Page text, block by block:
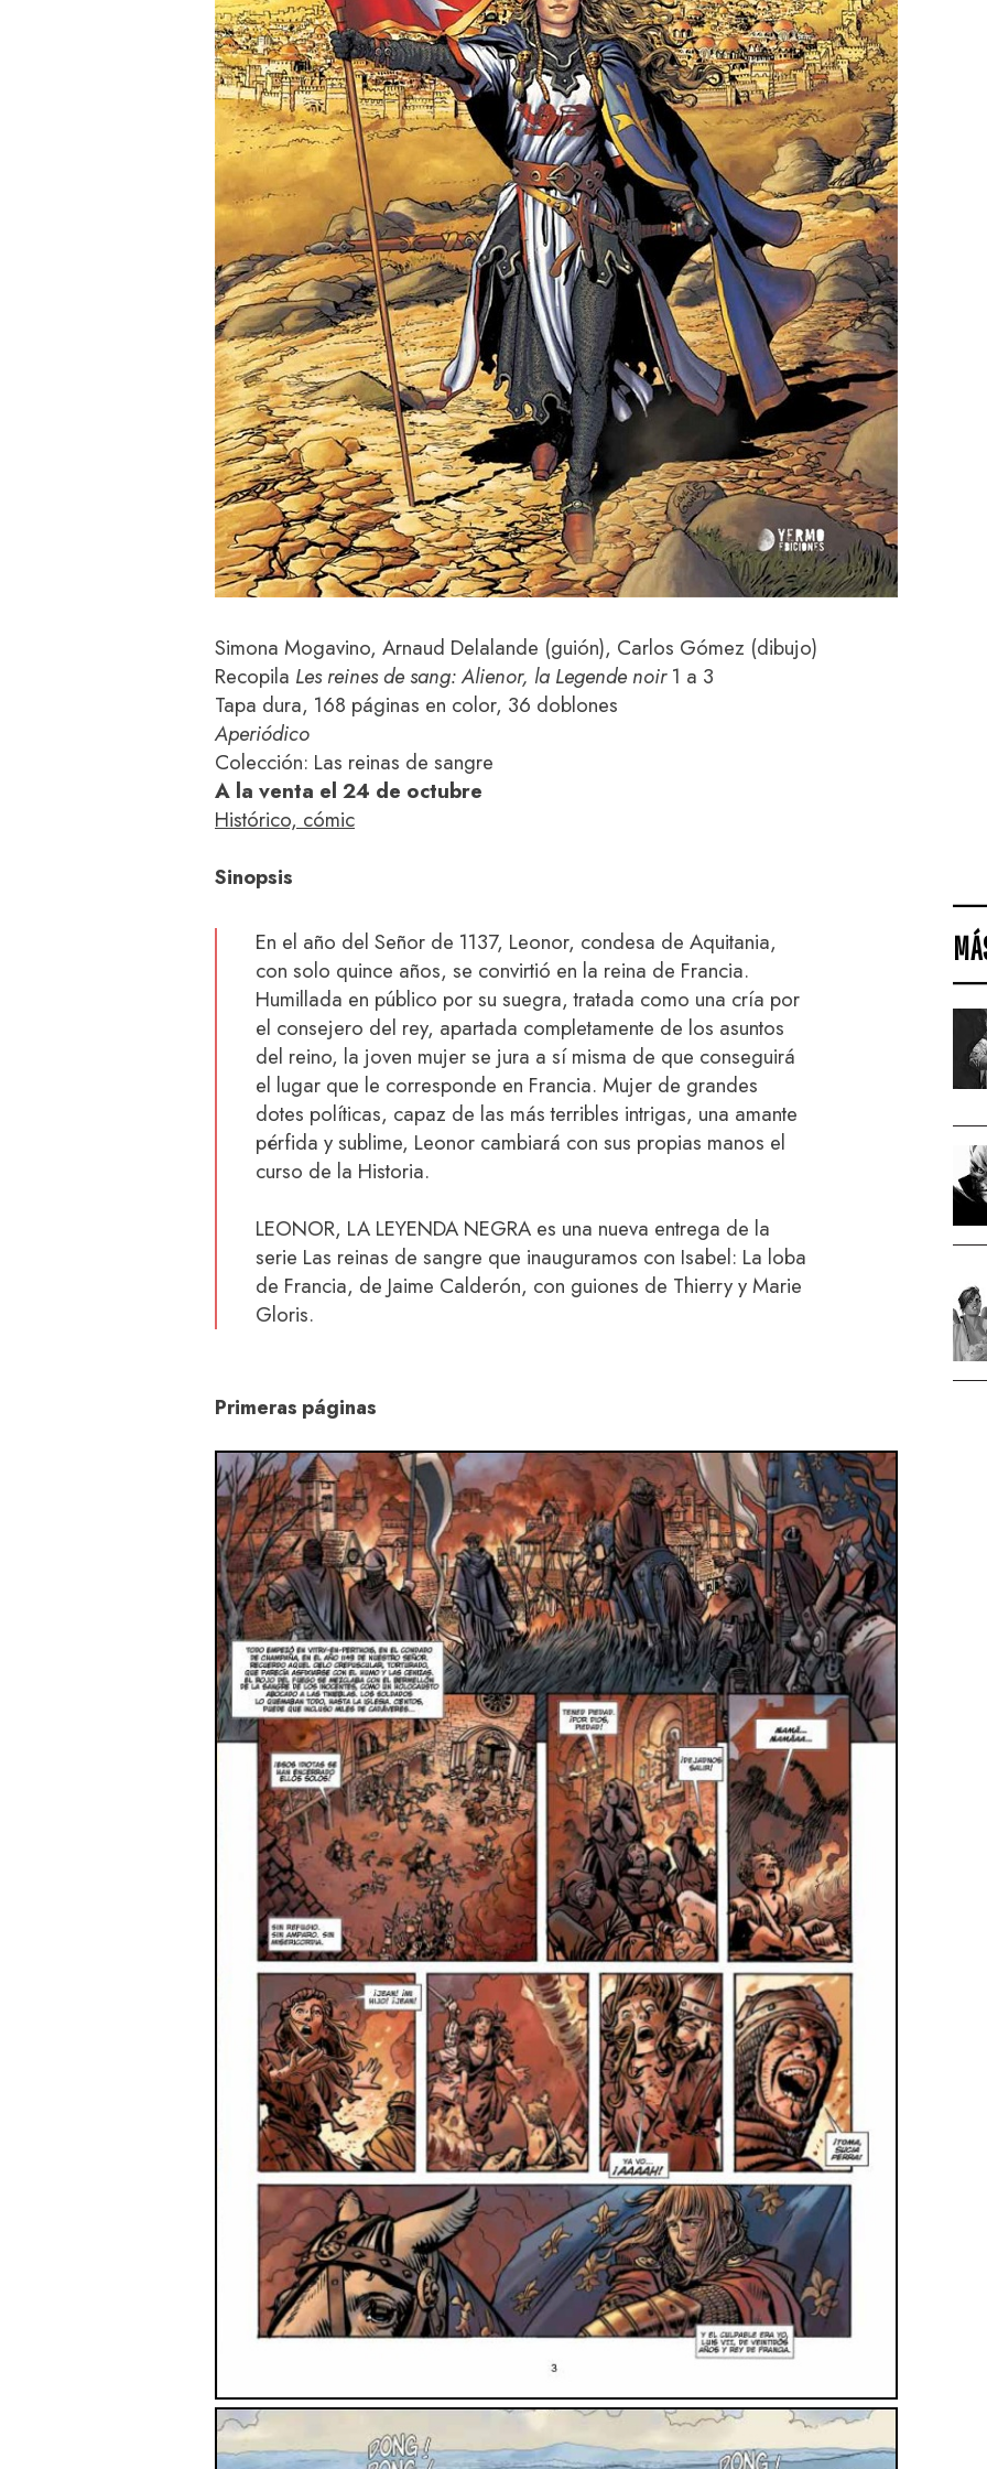
Simona Mogavino, Arnaud Delalande (guión), Carlos Gómez (dibujo)
Recopila Les reines de sang: Alienor, la Legende noir1 a 3
Tapa dura, 168 páginas en color, 36 doblones
Aperiódico
Colección: Las reinas de sangre
A la venta el 24 de octubre
Histórico, cómic
Sinopsis
En el año del Señor de 1137, Leonor, condesa de Aquitania,
con solo quince años, se convirtió en la reina de Francia.
Humillada en público por su suegra, tratada como una cría por
el consejero del rey, apartada completamente de los asuntos
del reino, la joven mujer se jura a sí misma de que conseguirá
el lugar que le corresponde en Francia. Mujer de grandes
dotes políticas, capaz de las más terribles intrigas, una amante
pérfida y sublime, Leonor cambiará con sus propias manos el
curso de la Historia.
LEONOR, LA LEYENDA NEGRA es una nueva entrega de la
serie Las reinas de sangre que inauguramos con Isabel: La loba
de Francia, de Jaime Calderón, con guiones de Thierry y Marie
Gloris.
Primeras páginas